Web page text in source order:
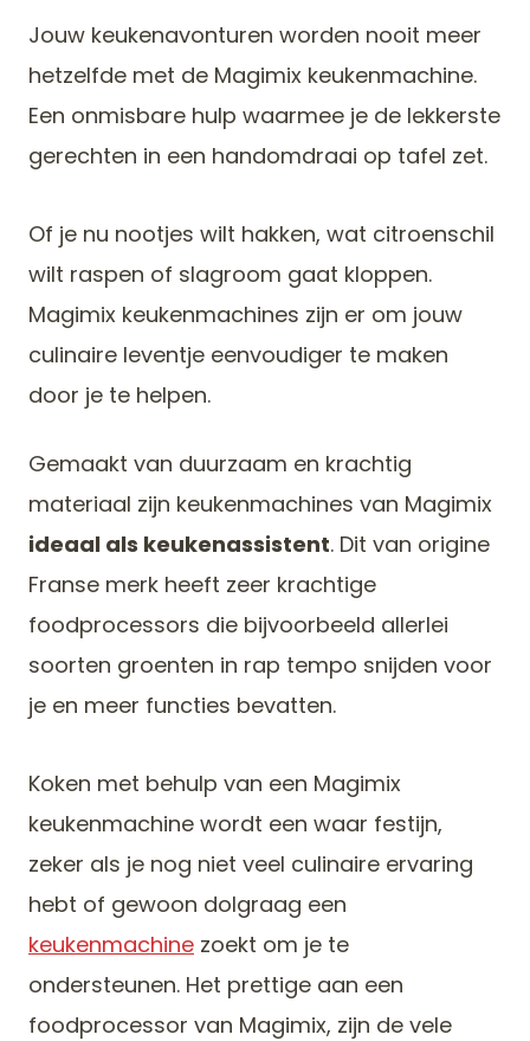
Jouw keukenavonturen worden nooit meer
hetzelfde met de Magimix keukenmachine.
Een onmisbare hulp waarmee je de lekkerste
gerechten in een handomdraai op tafel zet.
Of je nu nootjes wilt hakken, wat citroenschil
wilt raspen of slagroom gaat kloppen.
Magimix keukenmachines zijn er om jouw
culinaire leventje eenvoudiger te maken
door je te helpen.
Gemaakt van duurzaam en krachtig
materiaal zijn keukenmachines van Magimix
ideaal als keukenassistent. Dit van origine
Franse merk heeft zeer krachtige
foodprocessors die bijvoorbeeld allerlei
soorten groenten in rap tempo snijden voor
je en meer functies bevatten.
Koken met behulp van een Magimix
keukenmachine wordt een waar festijn,
zeker als je nog niet veel culinaire ervaring
hebt of gewoon dolgraag een
keukenmachine zoekt om je te
ondersteunen. Het prettige aan een
foodprocessor van Magimix, zijn de vele